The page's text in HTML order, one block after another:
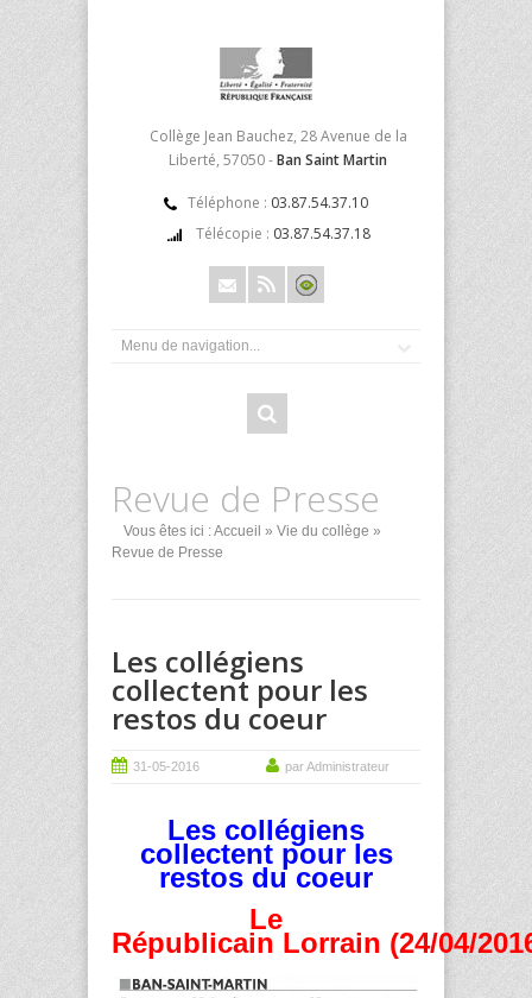
Collège Jean Bauchez, 28 Avenue de la
Liberté, 57050 -Ban Saint Martin
Téléphone : 03.87.54.37.10
Télécopie : 03.87.54.37.18
Revue de Presse
Vous êtes ici :Accueil » Vie du collège »
Revue de Presse
Les collégiens
collectent pour les
restos du coeur
31-05-2016 par Administrateur
Les collégiens
collectent pour les
restos du coeur
Le
Républicain Lorrain (24/04/